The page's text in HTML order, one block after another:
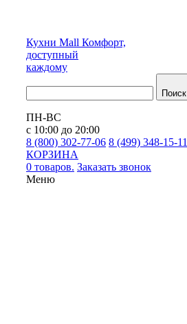
Кухни Mall Комфорт,
доступный
каждому
Поиск
ПН-ВС
с 10:00 до 20:00
8 (800) 302-77-06 8 (499) 348-15-11
КОРЗИНА
0 товаров. Заказать звонок
Меню